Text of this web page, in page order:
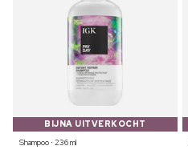
BIJNA UITVERKOCHT
Shampoo ⋅ 236 ml